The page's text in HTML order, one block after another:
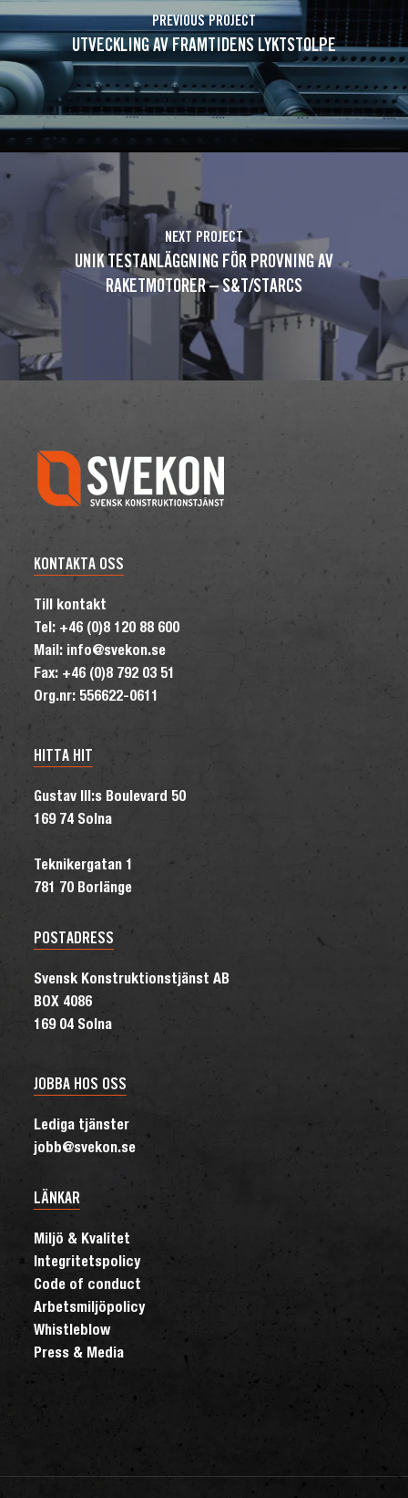
PREVIOUS PROJECT
UTVECKLING AV FRAMTIDENS LYKTSTOLPE
NEXT PROJECT
UNIK TESTANLÄGGNING FÖR PROVNING AV
RAKETMOTORER – S&T/STARCS
KONTAKTA OSS
Till kontakt
Tel: +46 (0)8 120 88 600
Mail: info@svekon.se
Fax: +46 (0)8 792 03 51
Org.nr: 556622-0611
HITTA HIT
Gustav III:s Boulevard 50
169 74 Solna
Teknikergatan 1
781 70 Borlänge
POSTADRESS
Svensk Konstruktionstjänst AB
BOX 4086
169 04 Solna
JOBBA HOS OSS
Lediga tjänster
jobb@svekon.se
LÄNKAR
Miljö & Kvalitet
Integritetspolicy
Code of conduct
Arbetsmiljöpolicy
Whistleblow
Press & Media